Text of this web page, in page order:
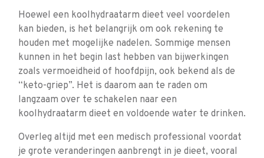
Hoewel een koolhydraatarm dieet veel voordelen
kan bieden, is het belangrijk om ook rekening te
houden met mogelijke nadelen. Sommige mensen
kunnen in het begin last hebben van bijwerkingen
zoals vermoeidheid of hoofdpijn, ook bekend als de
“keto-griep”. Het is daarom aan te raden om
langzaam over te schakelen naar een
koolhydraatarm dieet en voldoende water te drinken.
Overleg altijd met een medisch professional voordat
je grote veranderingen aanbrengt in je dieet, vooral